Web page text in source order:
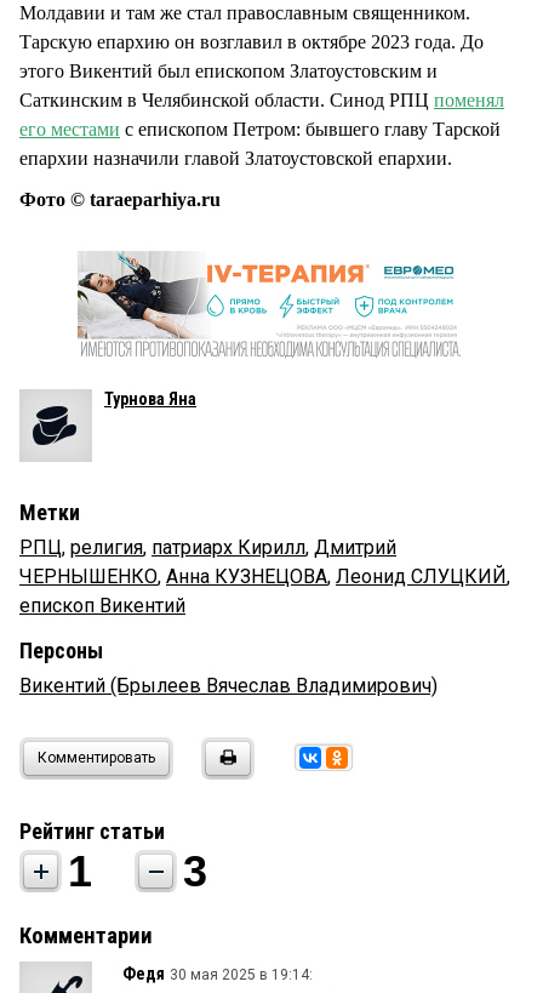
Молдавии и там же стал православным священником.
Тарскую епархию он возглавил в октябре 2023 года. До
этого Викентий был епископом Златоустовским и
Саткинским в Челябинской области. Синод РПЦ поменял
его местами с епископом Петром: бывшего главу Тарской
епархии назначили главой Златоустовской епархии.
Фото © taraeparhiya.ru
Турнова Яна
Метки
РПЦ, религия, патриарх Кирилл, Дмитрий
ЧЕРНЫШЕНКО, Анна КУЗНЕЦОВА, Леонид СЛУЦКИЙ,
епископ Викентий
Персоны
Викентий (Брылеев Вячеслав Владимирович)
Комментировать
Рейтинг статьи
1 3
Комментарии
Федя 30 мая 2025 в 19:14: